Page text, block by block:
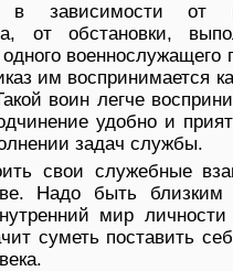
в зависимости от
от обстановки,
военнослужащего
им воспринимается
воин легче
удобно и
задач службы.
свои служебные
Надо быть близким
мир
суметь поставить